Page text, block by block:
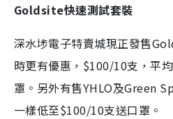
Goldsite快速測試套裝
深水埗電子特賣城現正發售
時更有優惠，$100/10支，平
罩。另外有售YHLO及Green
一樣低至$100/10支送口罩。